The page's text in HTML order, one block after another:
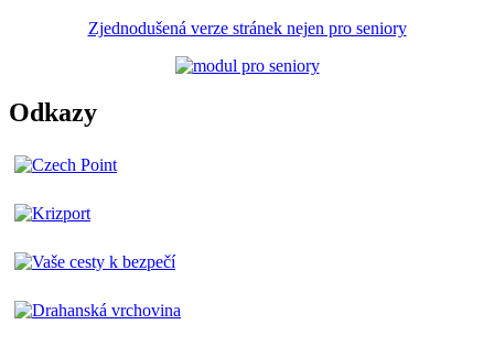
Zjednodušená verze stránek nejen pro seniory
Odkazy